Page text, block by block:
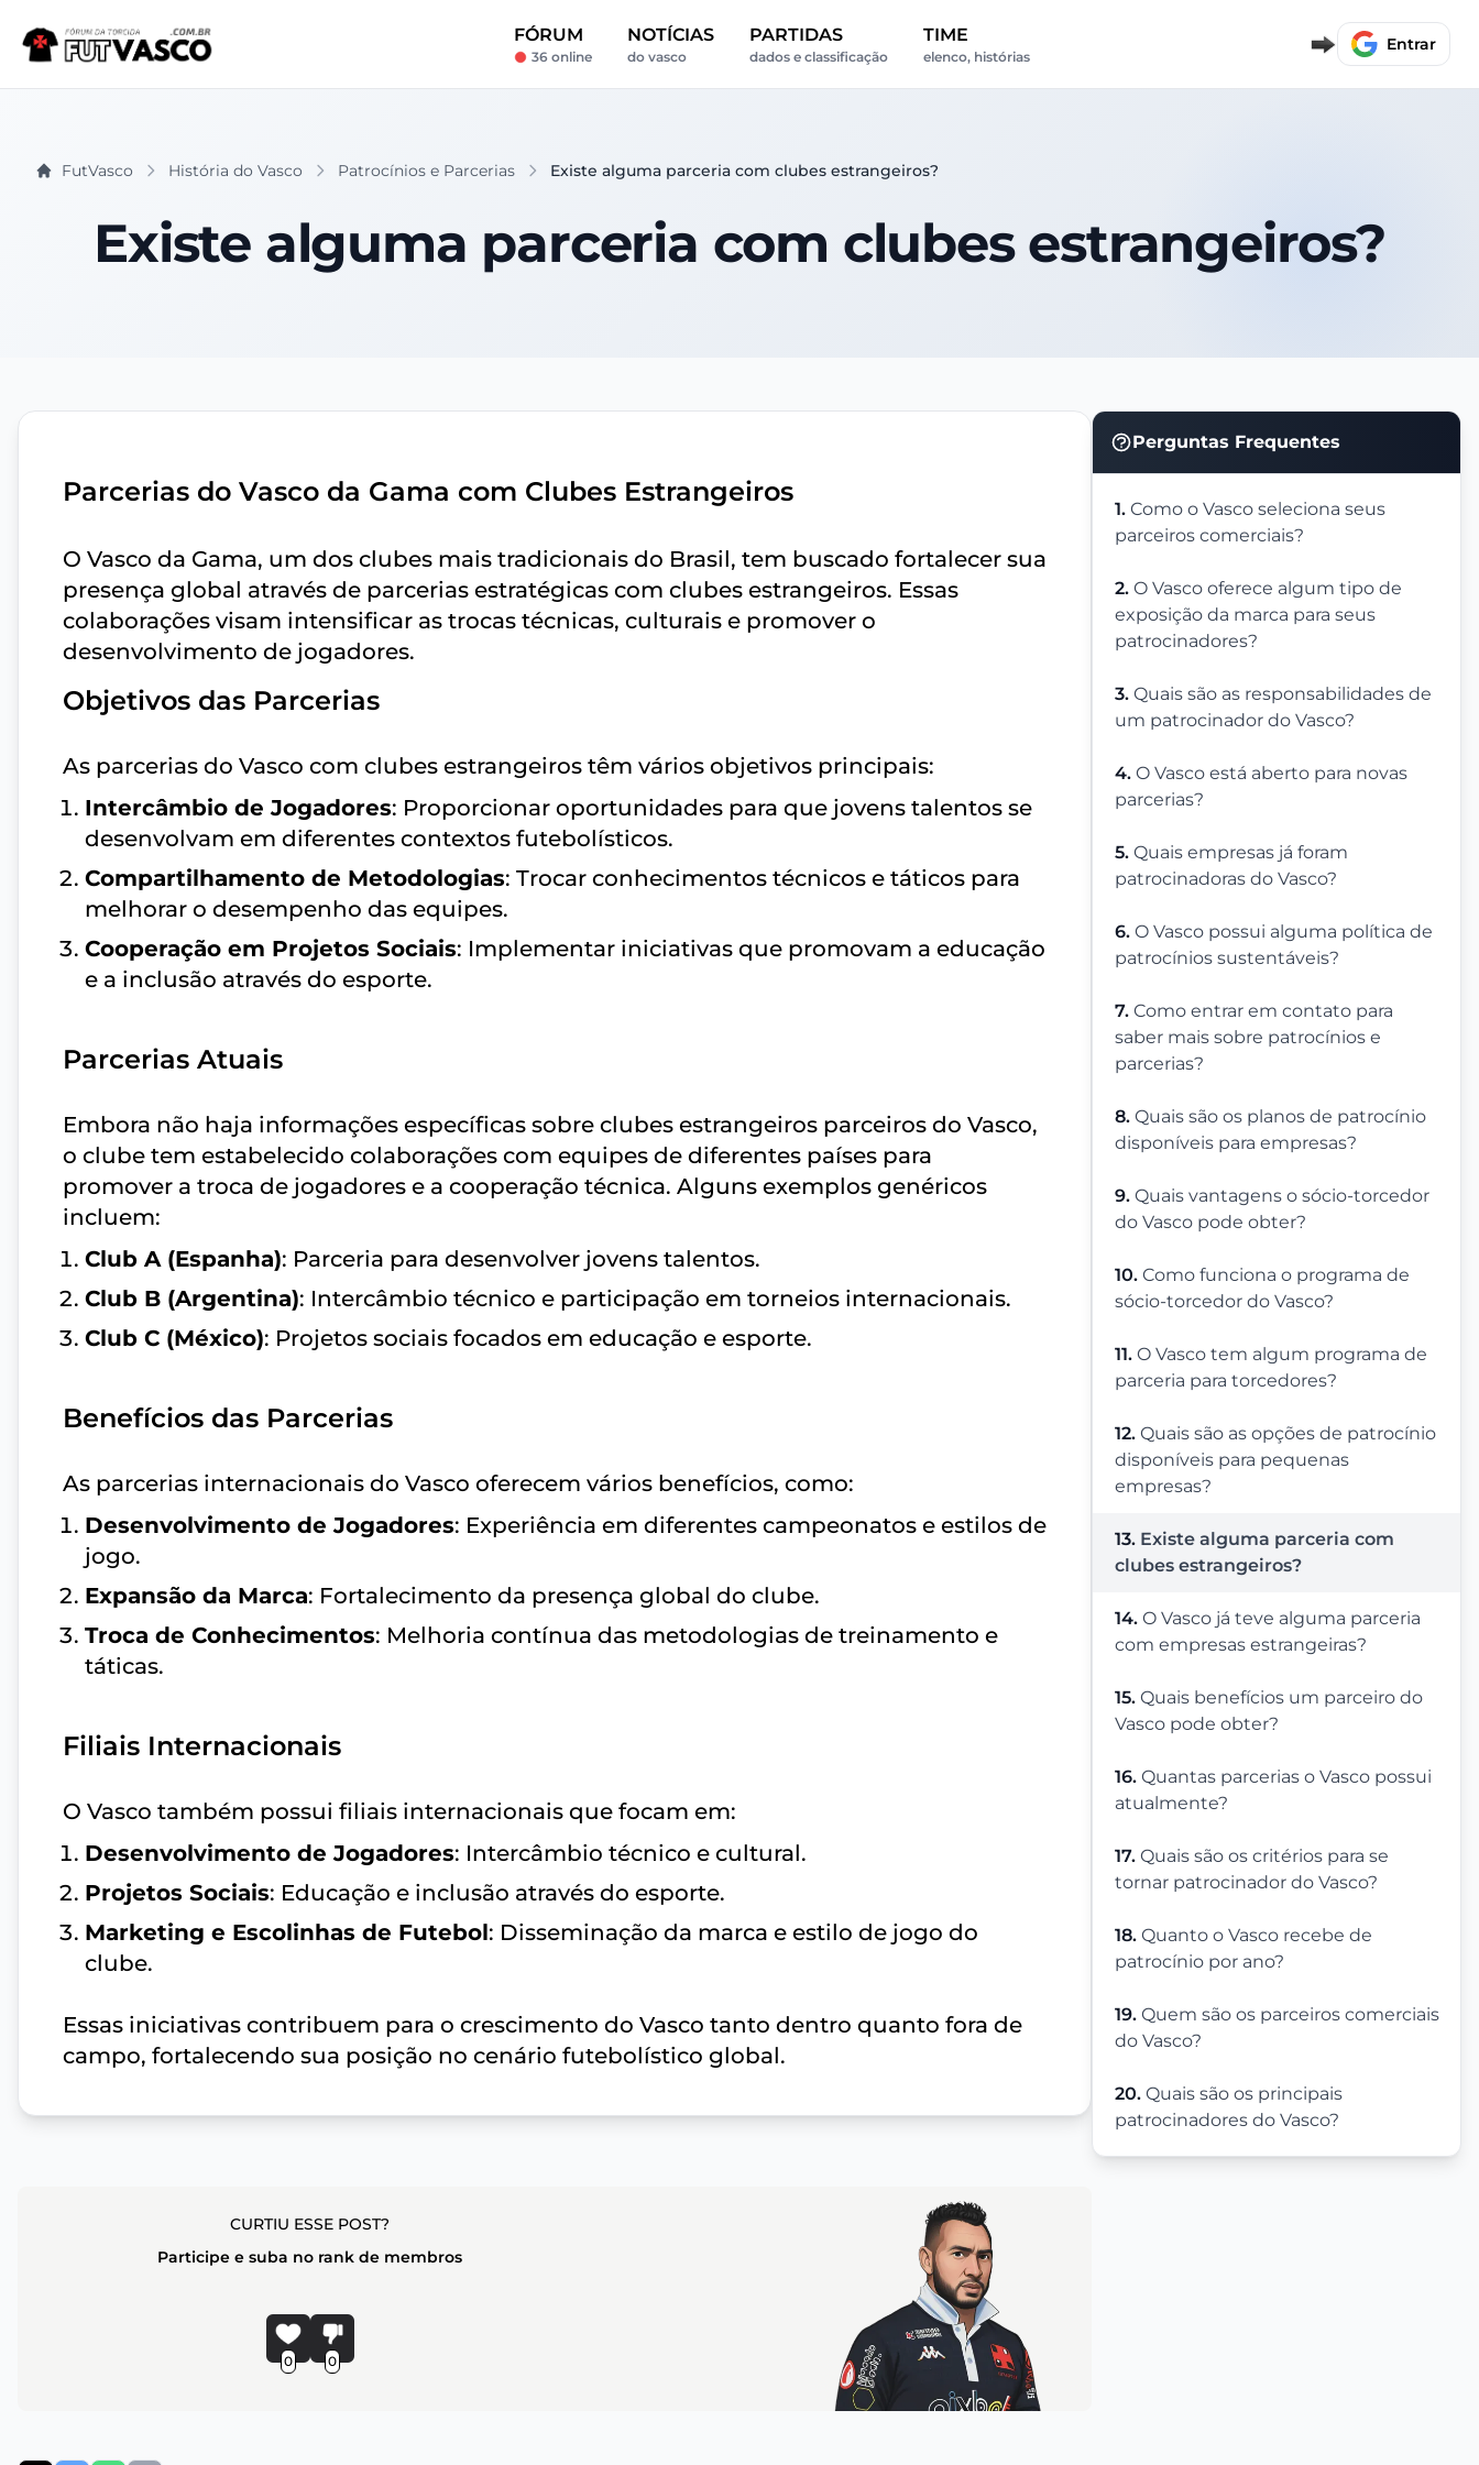
FÓRUM
36 online
NOTÍCIAS
do vasco
PARTIDAS
dados e classificação
TIME
elenco, histórias
Entrar
FutVasco História do Vasco Patrocínios e Parcerias Existe alguma parceria com clubes estrangeiros?
Existe alguma parceria com clubes estrangeiros?
Perguntas Frequentes
1. Como o Vasco seleciona seus
parceiros comerciais?
2. O Vasco oferece algum tipo de
exposição da marca para seus
patrocinadores?
3. Quais são as responsabilidades de
um patrocinador do Vasco?
4. O Vasco está aberto para novas
parcerias?
5. Quais empresas já foram
patrocinadoras do Vasco?
6. O Vasco possui alguma política de
patrocínios sustentáveis?
7. Como entrar em contato para
saber mais sobre patrocínios e
parcerias?
8. Quais são os planos de patrocínio
disponíveis para empresas?
9. Quais vantagens o sócio-torcedor
do Vasco pode obter?
10. Como funciona o programa de
sócio-torcedor do Vasco?
11. O Vasco tem algum programa de
parceria para torcedores?
12. Quais são as opções de patrocínio
disponíveis para pequenas
empresas?
13. Existe alguma parceria com
clubes estrangeiros?
14. O Vasco já teve alguma parceria
com empresas estrangeiras?
15. Quais benefícios um parceiro do
Vasco pode obter?
16. Quantas parcerias o Vasco possui
atualmente?
17. Quais são os critérios para se
tornar patrocinador do Vasco?
18. Quanto o Vasco recebe de
patrocínio por ano?
19. Quem são os parceiros comerciais
do Vasco?
20. Quais são os principais
patrocinadores do Vasco?
Parcerias do Vasco da Gama com Clubes Estrangeiros
O Vasco da Gama, um dos clubes mais tradicionais do Brasil, tem buscado fortalecer sua
presença global através de parcerias estratégicas com clubes estrangeiros. Essas
colaborações visam intensificar as trocas técnicas, culturais e promover o
desenvolvimento de jogadores.
Objetivos das Parcerias
As parcerias do Vasco com clubes estrangeiros têm vários objetivos principais:
Intercâmbio de Jogadores: Proporcionar oportunidades para que jovens talentos se
desenvolvam em diferentes contextos futebolísticos.
Compartilhamento de Metodologias: Trocar conhecimentos técnicos e táticos para
melhorar o desempenho das equipes.
Cooperação em Projetos Sociais: Implementar iniciativas que promovam a educação
e a inclusão através do esporte.
Parcerias Atuais
Embora não haja informações específicas sobre clubes estrangeiros parceiros do Vasco,
o clube tem estabelecido colaborações com equipes de diferentes países para
promover a troca de jogadores e a cooperação técnica. Alguns exemplos genéricos
incluem:
Club A (Espanha): Parceria para desenvolver jovens talentos.
Club B (Argentina): Intercâmbio técnico e participação em torneios internacionais.
Club C (México): Projetos sociais focados em educação e esporte.
Benefícios das Parcerias
As parcerias internacionais do Vasco oferecem vários benefícios, como:
Desenvolvimento de Jogadores: Experiência em diferentes campeonatos e estilos de
jogo.
Expansão da Marca: Fortalecimento da presença global do clube.
Troca de Conhecimentos: Melhoria contínua das metodologias de treinamento e
táticas.
Filiais Internacionais
O Vasco também possui filiais internacionais que focam em:
Desenvolvimento de Jogadores: Intercâmbio técnico e cultural.
Projetos Sociais: Educação e inclusão através do esporte.
Marketing e Escolinhas de Futebol: Disseminação da marca e estilo de jogo do
clube.
Essas iniciativas contribuem para o crescimento do Vasco tanto dentro quanto fora de
campo, fortalecendo sua posição no cenário futebolístico global.
CURTIU ESSE POST?
Participe e suba no rank de membros
0 0